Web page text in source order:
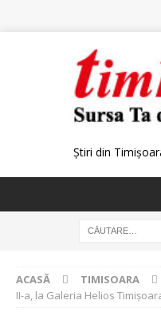
Știri din
ACASĂ TIMISOARA
II-a, la Galeria Helios